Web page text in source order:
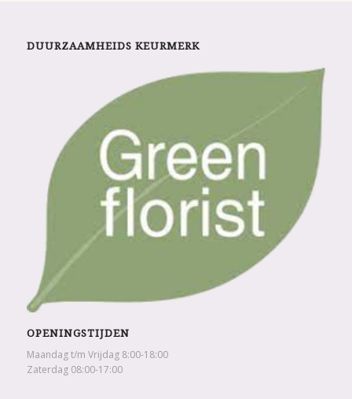
DUURZAAMHEIDS KEURMERK
OPENINGSTIJDEN
Maandag t/m Vrijdag 8:00-18:00
Zaterdag 08:00-17:00